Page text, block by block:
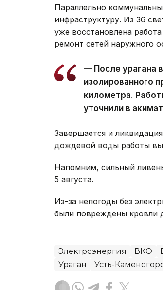
Параллельно
инфраструктуру. Из 36
уже восстановлена
ремонт сетей наружного
— После урагана
изолированного
километра.
уточнили в
Завершается и
дождевой воды работы
Напомним, сильный
5 августа.
Из-за непогоды без
были повреждены кровли
Электроэнергия ВКО
Ураган
Усть-